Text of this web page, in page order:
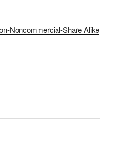
Noncommercial-Share Alike